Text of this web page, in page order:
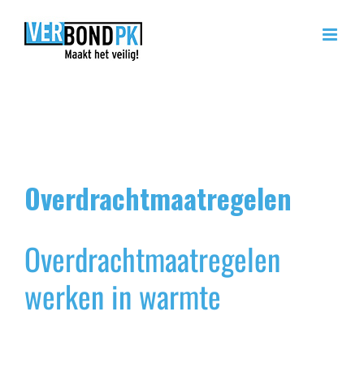
Overdrachtmaatregelen
Overdrachtmaatregelen
werken in warmte